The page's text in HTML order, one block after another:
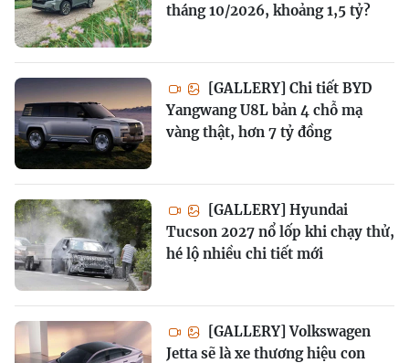
tháng 10/2026, khoảng 1,5 tỷ?
[GALLERY] Chi tiết BYD
Yangwang U8L bản 4 chỗ mạ
vàng thật, hơn 7 tỷ đồng
[GALLERY] Hyundai
Tucson 2027 nổ lốp khi chạy thử,
hé lộ nhiều chi tiết mới
[GALLERY] Volkswagen
Jetta sẽ là xe thương hiệu con